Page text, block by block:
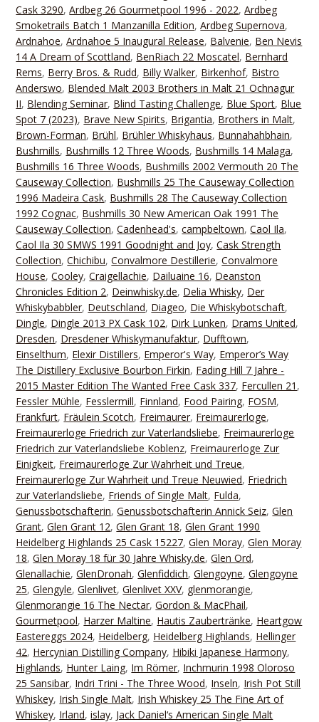
Cask 3290,Ardbeg 26 Gourmetpool 1996 - 2022,Ardbeg
Smoketrails Batch 1 Manzanilla Edition,Ardbeg Supernova,
Ardnahoe,Ardnahoe 5 Inaugural Release, Balvenie, Ben Nevis
14 A Dream of Scottland, BenRiach 22 Moscatel, Bernhard
Rems, Berry Bros. & Rudd, Billy Walker, Birkenhof, Bistro
Anderswo, Blended Malt 2003 Brothers in Malt 21 Ochnagur
II, Blending Seminar, Blind Tasting Challenge, Blue Sport, Blue
Spot 7 (2023), Brave New Spirits, Brigantia, Brothers in Malt,
Brown-Forman, Brühl, Brühler Whiskyhaus, Bunnahahbhain,
Bushmills, Bushmills 12 Three Woods, Bushmills 14 Malaga,
Bushmills 16 Three Woods, Bushmills 2002 Vermouth 20 The
Causeway Collection, Bushmills 25 The Causeway Collection
1996 Madeira Cask, Bushmills 28 The Causeway Collection
1992 Cognac, Bushmills 30 New American Oak 1991 The
Causeway Collection,Cadenhead's,campbeltown,Caol Ila,
Caol Ila 30 SMWS 1991 Goodnight and Joy,Cask Strength
Collection,Chichibu,Convalmore Destillerie,Convalmore
House,Cooley,Craigellachie, Dailuaine 16, Deanston
Chronicles Edition 2, Deinwhisky.de, Delia Whisky, Der
Whiskybabbler, Deutschland, Diageo, Die Whiskybotschaft,
Dingle, Dingle 2013 PX Cask 102, Dirk Lunken, Drams United,
Dresden, Dresdener Whiskymanufaktur, Dufftown,
Einselthum, Elexir Distillers, Emperor's Way, Emperor’s Way
The Distillery Exclusive Bourbon Firkin, Fading Hill 7 Jahre -
2015 Master Edition The Wanted Free Cask 337, Fercullen 21 ,
Fessler Mühle, Fesslermill, Finnland, Food Pairing, FOSM,
Frankfurt, Fräulein Scotch, Freimaurer, Freimaurerloge,
Freimaurerloge Friedrich zur Vaterlandsliebe, Freimaurerloge
Friedrich zur Vaterlandsliebe Koblenz, Freimaurerloge Zur
Einigkeit, Freimaurerloge Zur Wahrheit und Treue,
Freimaurerloge Zur Wahrheit und Treue Neuwied, Friedrich
zur Vaterlandsliebe, Friends of Single Malt, Fulda,
Genussbotschafterin,Genussbotschafterin Annick Seiz,Glen
Grant,Glen Grant 12,Glen Grant 18,Glen Grant 1990
Heidelberg Highlands 25 Cask 15227,Glen Moray,Glen Moray
18,Glen Moray 18 für 30 Jahre Whisky.de,Glen Ord,
Glenallachie,GlenDronah,Glenfiddich,Glengoyne,Glengoyne
25,Glengyle,Glenlivet,Glenlivet XXV, glenmorangie,
Glenmorangie 16 The Nectar,Gordon & MacPhail,
Gourmetpool, Harzer Maltine, Hautis Zaubertränke, Heartgow
Eastereggs 2024, Heidelberg, Heidelberg Highlands, Hellinger
42, Hercynian Distilling Company, Hibiki Japanese Harmony,
Highlands, Hunter Laing, Im Römer, Inchmurin 1998 Oloroso
25 Sansibar, Indri Trini - The Three Wood, Inseln, Irish Pot Still
Whiskey, Irish Single Malt, Irish Whiskey 25 The Fine Art of
Whiskey, Irland,islay, Jack Daniel‘s American Single Malt